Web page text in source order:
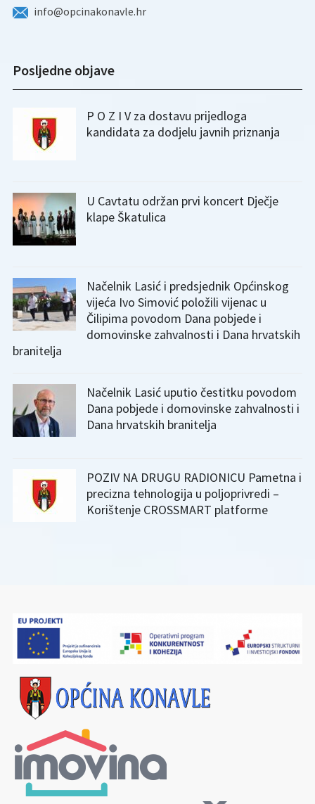
info@opcinakonavle.hr
Posljedne objave
P O Z I V za dostavu prijedloga
kandidata za dodjelu javnih priznanja
U Cavtatu održan prvi koncert Dječje
klape Škatulica
Načelnik Lasić i predsjednik Općinskog
vijeća Ivo Simović položili vijenac u
Čilipima povodom Dana pobjede i
domovinske zahvalnosti i Dana hrvatskih
branitelja
Načelnik Lasić uputio čestitku povodom
Dana pobjede i domovinske zahvalnosti i
Dana hrvatskih branitelja
POZIV NA DRUGU RADIONICU Pametna i
precizna tehnologija u poljoprivredi –
Korištenje CROSSMART platforme